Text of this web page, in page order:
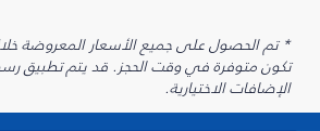
تكون متوفرة في وقت الحجز. قد يتم تطبيق
الإضافات الاختيارية.